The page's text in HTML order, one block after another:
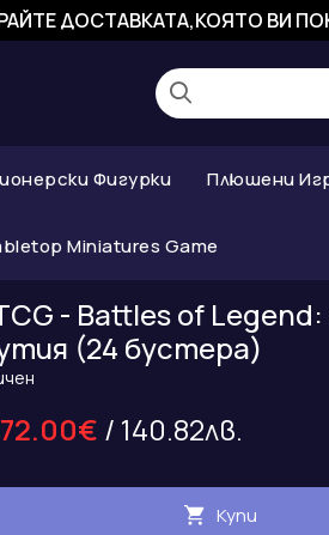
ДОСТАВКАТА,КОЯТО ВИ
Фигурки Плюшени
Miniatures Game
- Battles of
(24 бустера)
72.00€ / 140.82лв.
Купи